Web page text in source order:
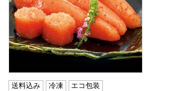
送料込み 冷凍 エコ包装